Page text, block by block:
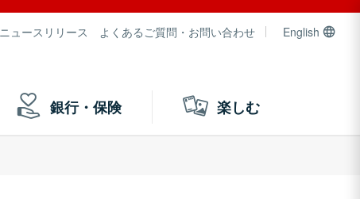
ニュースリリース よくあるご質問・お問い合わせ English
銀行・保険 楽しむ